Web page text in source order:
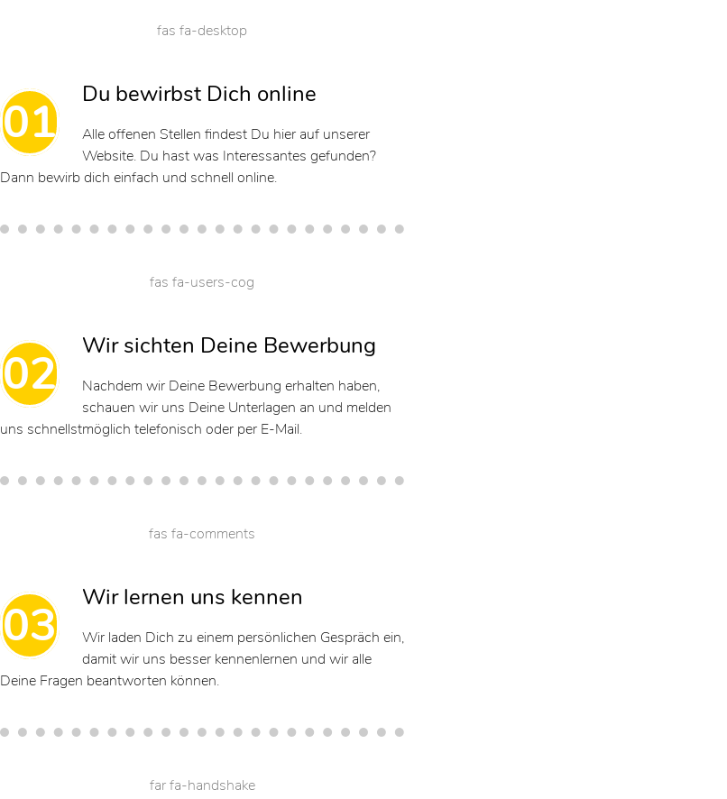
fas fa-desktop
01 Du bewirbst Dich online
Alle offenen Stellen findest Du hier auf unserer
Website. Du hast was Interessantes gefunden?
Dann bewirb dich einfach und schnell online.
fas fa-users-cog
02 Wir sichten Deine Bewerbung
Nachdem wir Deine Bewerbung erhalten haben,
schauen wir uns Deine Unterlagen an und melden
uns schnellstmöglich telefonisch oder per E-Mail.
fas fa-comments
03 Wir lernen uns kennen
Wir laden Dich zu einem persönlichen Gespräch ein,
damit wir uns besser kennenlernen und wir alle
Deine Fragen beantworten können.
far fa-handshake